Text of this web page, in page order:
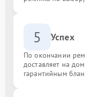
5 Успех
По окончании
доставляет на
гарантийным